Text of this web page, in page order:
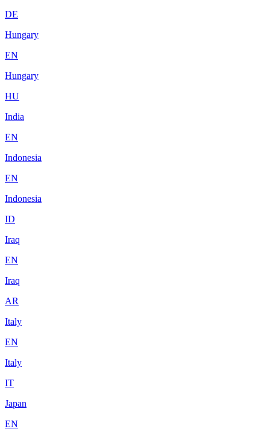
DE
Hungary
EN
Hungary
HU
India
EN
Indonesia
EN
Indonesia
ID
Iraq
EN
Iraq
AR
Italy
EN
Italy
IT
Japan
EN